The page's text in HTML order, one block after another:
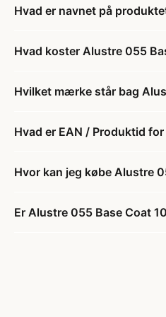
Hvad er navnet på
Hvad koster Alustre 055
Hvilket mærke står bag
Hvad er EAN / Produktid
Hvor kan jeg købe Alustre
Er Alustre 055 Base Coat